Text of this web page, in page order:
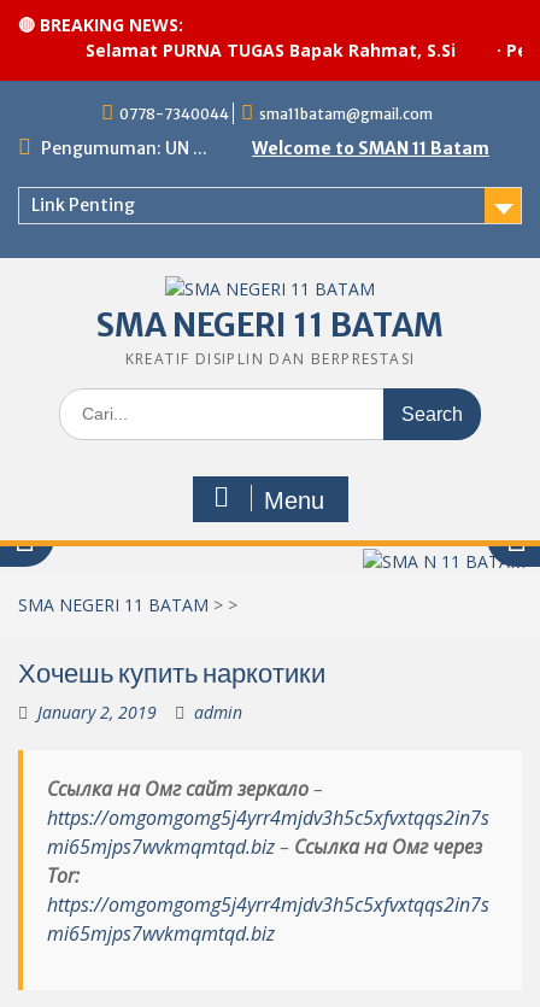
🔴 BREAKING NEWS:
Selamat PURNA TUGAS Bapak Rahmat, S.Si
content
0778-7340044 sma11batam@gmail.com
Pengumuman: UN ... Welcome to SMAN 11 Batam
Link Penting
SMA NEGERI 11 BATAM
KREATIF DISIPLIN DAN BERPRESTASI
Search
for:
Menu
SMA NEGERI 11 BATAM > >
Хочешь купить наркотики
January 2, 2019 admin
Ссылка на Омг сайт зеркало–
https://omgomgomg5j4yrr4mjdv3h5c5xfvxtqqs2in7s
mi65mjps7wvkmqmtqd.biz– Ссылка на Омг через
Tor:
https://omgomgomg5j4yrr4mjdv3h5c5xfvxtqqs2in7s
mi65mjps7wvkmqmtqd.biz